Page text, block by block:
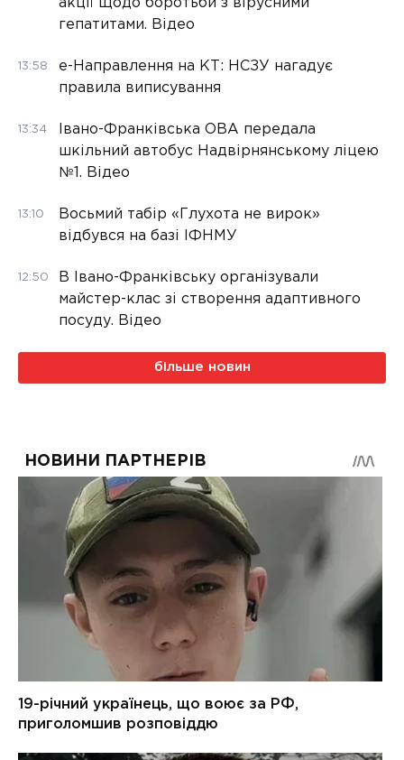
акції щодо боротьби з вірусними
гепатитами. Відео
13:58
е-Направлення на КТ: НСЗУ нагадує
правила виписування
13:34
Івано-Франківська ОВА передала
шкільний автобус Надвірнянському ліцею
№1. Відео
13:10
Восьмий табір «Глухота не вирок»
відбувся на базі ІФНМУ
12:50
В Івано-Франківську організували
майстер-клас зі створення адаптивного
посуду. Відео
більше новин